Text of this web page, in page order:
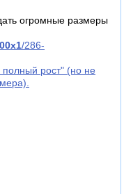
огромные размеры
/286-
полный рост" (но не